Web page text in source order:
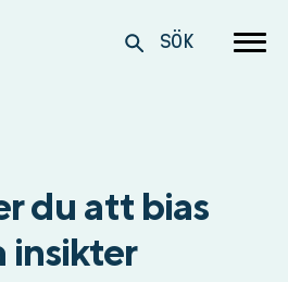
SÖK
du att bias
insikter